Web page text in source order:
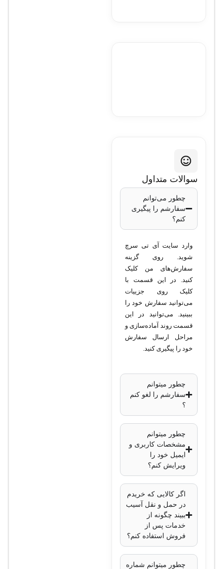
سوالات متداول
چطور می‌توانم
سفارشم را پیگیری
کنم؟
وارد سایت آی تی سرچ
شوید. روی گزینه
سفارش‌های من کلیک
کنید. در این قسمت با
کلیک روی جزییات
می‌توانید سفارش خود را
ببینید. می‌توانید در این
قسمت روند آماده‌سازی و
مراحل ارسال سفارش
خود را پیگیری کنید.
چطور میتوانم
سفارشم را لغو کنم
؟
چطور میتوانم
مشخصات کاربری و
ایمیل خود را
ویرایش کنم؟
اگر کالایی که خریدم
در حمل و نقل آسیب
ببیند چگونه از
خدمات پس از
فروش استفاده کنم؟
چطور میتوانم شماره